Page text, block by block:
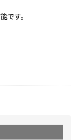
です。